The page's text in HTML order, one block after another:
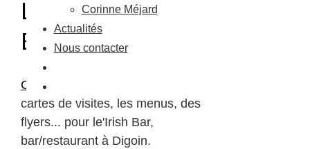
Corinne Méjard
Actualités
Nous contacter
Logotype Irish
Bar
COMeStudio
cartes de visites, les menus, des
flyers... pour le'Irish Bar,
bar/restaurant à Digoin.